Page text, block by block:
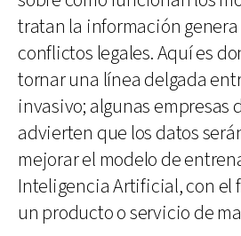
tratan la información
conflictos legales. Aquí es
tornar una línea delgada
invasivo; algunas empresas
advierten que los datos
mejorar el modelo de
Inteligencia Artificial, con el
un producto o servicio de